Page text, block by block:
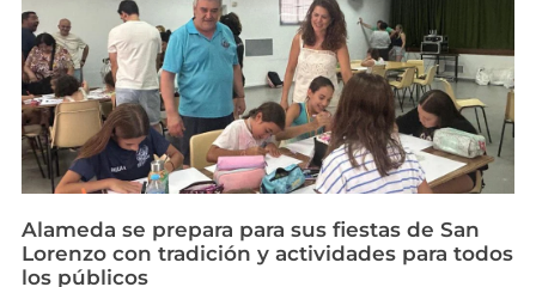
Alameda se prepara para sus fiestas de San
Lorenzo con tradición y actividades para todos
los públicos